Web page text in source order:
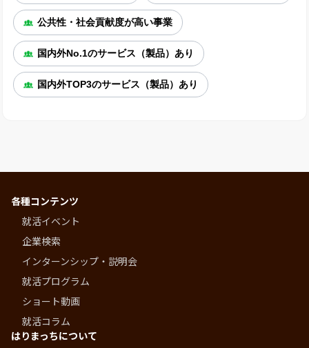
公共性・社会貢献度が高い事業
国内外No.1のサービス（製品）あり
国内外TOP3のサービス（製品）あり
各種コンテンツ
就活イベント
企業検索
インターンシップ・説明会
就活プログラム
ショート動画
就活コラム
はりまっちについて